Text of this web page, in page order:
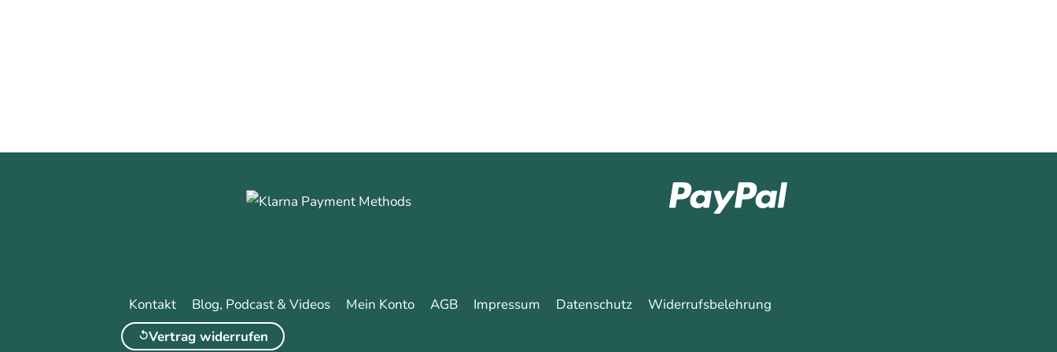
Kontakt Blog, Podcast & Videos Mein Konto AGB Impressum Datenschutz
Widerrufsbelehrung
Vertrag widerrufen